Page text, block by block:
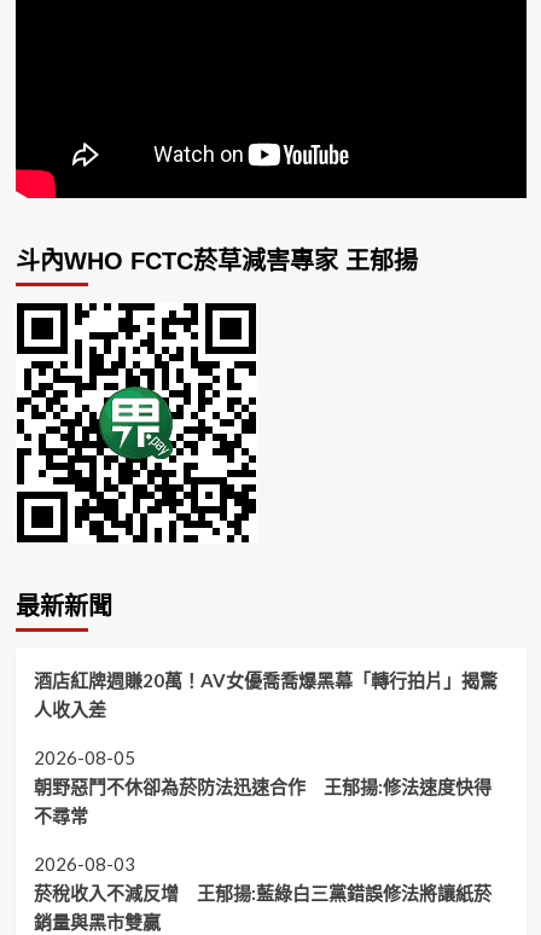
斗內WHO FCTC菸草減害專家 王郁揚
最新新聞
酒店紅牌週賺20萬！AV女優喬喬爆黑幕「轉行拍片」揭驚
人收入差
2026-08-05
朝野惡鬥不休卻為菸防法迅速合作 王郁揚:修法速度快得
不尋常
2026-08-03
菸稅收入不減反增 王郁揚:藍綠白三黨錯誤修法將讓紙菸
銷量與黑市雙贏